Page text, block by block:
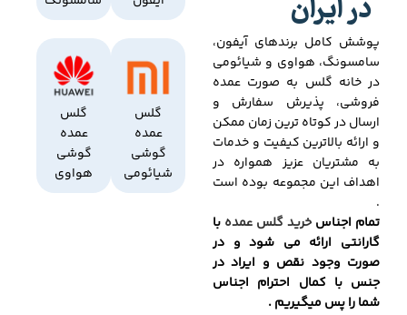
پوشش کامل برندهای آیفون،
سامسونگ، هواوی و شیائومی
در خانه گلس به صورت عمده
فروشی، پذیرش سفارش و
ارسال در کوتاه ترین زمان ممکن
و ارائه بالاترین کیفیت و خدمات
به مشتریان عزیز همواره در
اهداف این مجموعه بوده است
.
تمام اجناسخرید گلس عمده با
گارانتی ارائه می شود و در
صورت وجود نقص و ایراد در
جنس با کمال احترام اجناس
شما را پس میگیریم .
گلس
عمده
گوشی
شیائومی
گلس
عمده
گوشی
هواوی